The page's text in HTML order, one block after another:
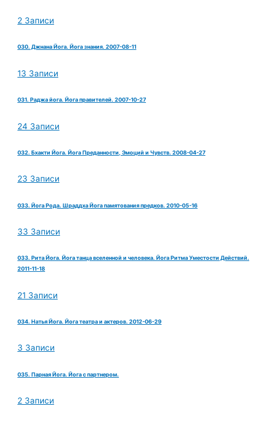
2 Записи
030. Джнана Йога. Йога знания. 2007-08-11
13 Записи
031. Раджа йога. Йога правителей. 2007-10-27
24 Записи
032. Бхакти Йога. Йога Преданности, Эмоций и Чувств. 2008-04-27
23 Записи
033. Йога Рода. Шраддха Йога памятования предков. 2010-05-16
33 Записи
033. Рита Йога. Йога танца вселенной и человека. Йога Ритма Уместости Действий.
2011-11-18
21 Записи
034. Натья Йога. Йога театра и актеров. 2012-06-29
3 Записи
035. Парная Йога. Йога с партнером.
2 Записи